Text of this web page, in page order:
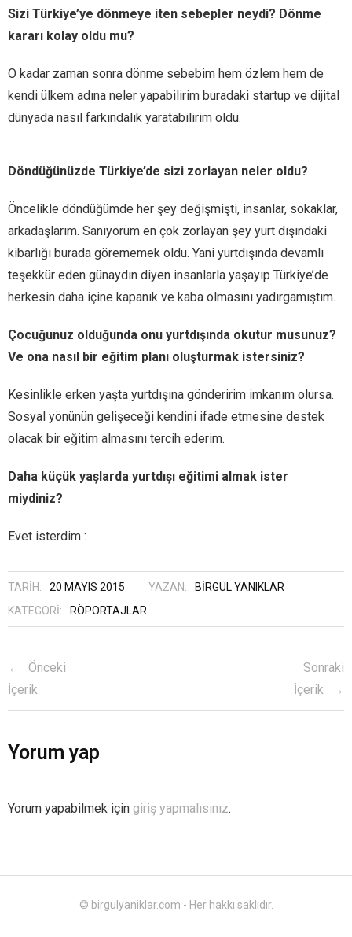
Sizi Türkiye’ye dönmeye iten sebepler neydi? Dönme
kararı kolay oldu mu?
O kadar zaman sonra dönme sebebim hem özlem hem de
kendi ülkem adına neler yapabilirim buradaki startup ve dijital
dünyada nasıl farkındalık yaratabilirim oldu.
Döndüğünüzde Türkiye’de sizi zorlayan neler oldu?
Öncelikle döndüğümde her şey değişmişti, insanlar, sokaklar,
arkadaşlarım. Sanıyorum en çok zorlayan şey yurt dışındaki
kibarlığı burada görememek oldu. Yani yurtdışında devamlı
teşekkür eden günaydın diyen insanlarla yaşayıp Türkiye’de
herkesin daha içine kapanık ve kaba olmasını yadırgamıştım.
Çocuğunuz olduğunda onu yurtdışında okutur musunuz?
Ve ona nasıl bir eğitim planı oluşturmak istersiniz?
Kesinlikle erken yaşta yurtdışına gönderirim imkanım olursa.
Sosyal yönünün gelişeceği kendini ifade etmesine destek
olacak bir eğitim almasını tercih ederim.
Daha küçük yaşlarda yurtdışı eğitimi almak ister
miydiniz?
Evet isterdim :
TARIH: 20 MAYIS 2015 YAZAN:
BIRGÜL YANIKLAR
KATEGORI:
RÖPORTAJLAR
Önceki
İçerik
Sonraki
İçerik
Yorum yap
Yorum yapabilmek için giriş yapmalısınız.
© birgulyaniklar.com - Her hakkı saklıdır.